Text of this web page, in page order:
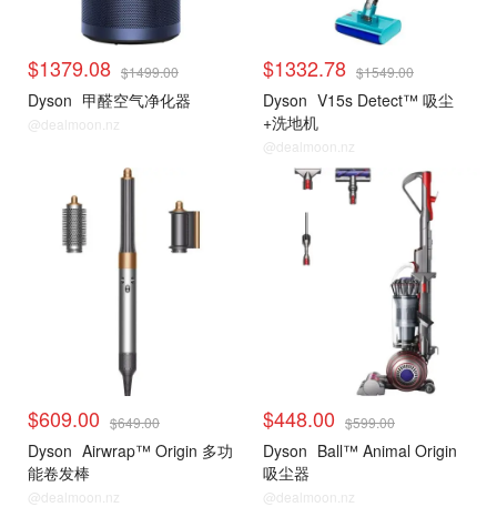
$1379.08 $1499.00
Dyson 甲醛空气净化器
@dealmoon.nz
$1332.78 $1549.00
Dyson V15s Detect™ 吸尘
+洗地机
@dealmoon.nz
$609.00 $649.00
Dyson Airwrap™ Origin 多功
能卷发棒
@dealmoon.nz
$448.00 $599.00
Dyson Ball™ Animal Origin
吸尘器
@dealmoon.nz